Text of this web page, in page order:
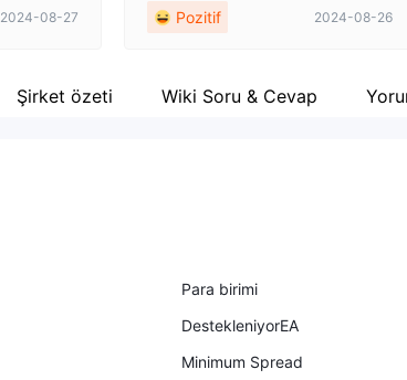
2024-08-27 Pozitif 2024-08-26
Şirket özeti Wiki Soru & Cevap
Para birimi
DestekleniyorEA
Minimum Spread